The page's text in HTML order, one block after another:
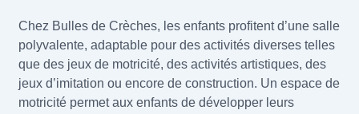
Chez Bulles de Crèches, les enfants profitent d’une salle
polyvalente, adaptable pour des activités diverses telles
que des jeux de motricité, des activités artistiques, des
jeux d’imitation ou encore de construction. Un espace de
motricité permet aux enfants de développer leurs